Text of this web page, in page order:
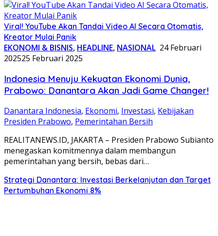
Viral! YouTube Akan Tandai Video AI Secara Otomatis,
Kreator Mulai Panik
EKONOMI & BISNIS, HEADLINE, NASIONAL 24 Februari
202525 Februari 2025
Indonesia Menuju Kekuatan Ekonomi Dunia,
Prabowo: Danantara Akan Jadi Game Changer!
Danantara Indonesia, Ekonomi, Investasi, Kebijakan
Presiden Prabowo, Pemerintahan Bersih
REALITANEWS.ID, JAKARTA – Presiden Prabowo Subianto
menegaskan komitmennya dalam membangun
pemerintahan yang bersih, bebas dari…
Strategi Danantara: Investasi Berkelanjutan dan Target
Pertumbuhan Ekonomi 8%